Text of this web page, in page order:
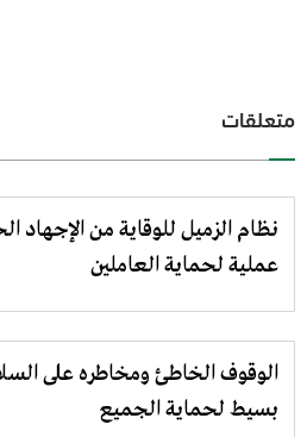
متعلقات
نظام الزميل للوقاية من الإجهاد
عملية لحماية العاملين
الوقوف الخاطئ ومخاطره على
بسيط لحماية الجميع